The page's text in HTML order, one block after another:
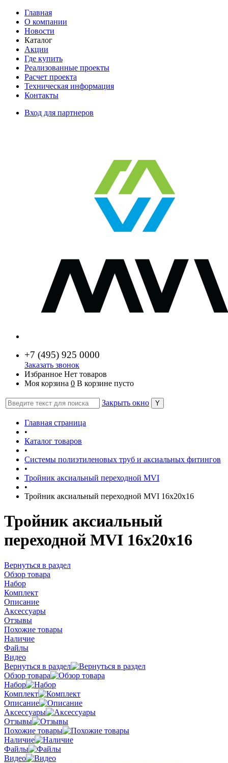
Главная
О компании
Новости
Каталог
Акции
Где купить
Реализованные проекты
Расчет проекта
Техническая информация
Контакты
Вход для партнеров
+7 (495) 925 0000
Заказать звонок
Избранное Нет товаров
Моя корзина 0 В корзине пусто
Закрыть окно
Главная страница
•
Каталог товаров
•
Системы полиэтиленовых труб и аксиальных фитингов
•
Тройник аксиальный переходной MVI
•
Тройник аксиальный переходной MVI 16x20x16
Тройник аксиальный
переходной MVI 16x20x16
Вернуться в раздел
Обзор товара
Набор
Комплект
Описание
Аксессуары
Отзывы
Похожие товары
Наличие
Файлы
Видео
Вернуться в раздел
Обзор товара
Набор
Комплект
Описание
Аксессуары
Отзывы
Похожие товары
Наличие
Файлы
Видео